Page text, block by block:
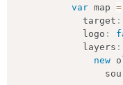
var map =
            target
:
            logo
:
            layers
:
new